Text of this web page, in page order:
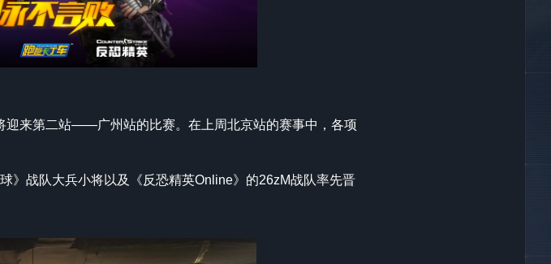
迎来第二站——广州站的比赛。在上周北京站的赛事中，各项
》战队大兵小将以及《反恐精英Online》的26zM战队率先晋